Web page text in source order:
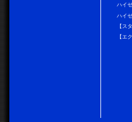
ハイ
ハイ
【ス
【エ